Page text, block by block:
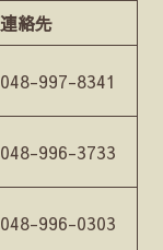
連絡先
048-997-8341
048-996-3733
048-996-0303